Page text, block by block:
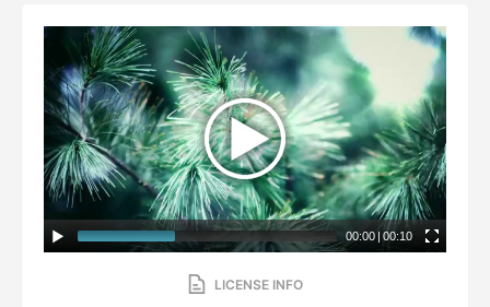
00:00 | 00:10
LICENSE INFO